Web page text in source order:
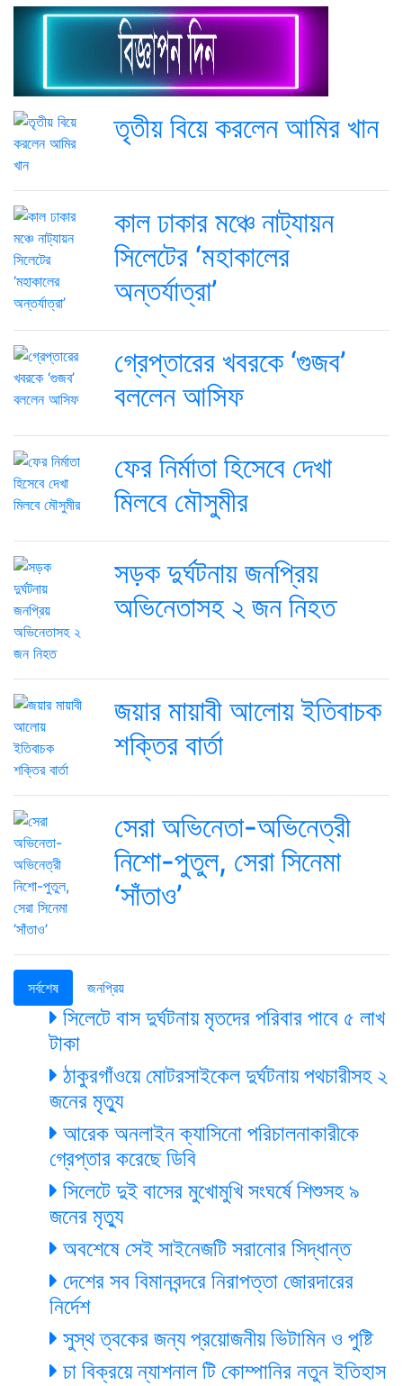
তৃতীয় বিয়ে করলেন আমির খান
কাল ঢাকার মঞ্চে নাট্যায়ন
সিলেটের ‘মহাকালের
অন্তর্যাত্রা’
গ্রেপ্তারের খবরকে ‘গুজব’
বললেন আসিফ
ফের নির্মাতা হিসেবে দেখা
মিলবে মৌসুমীর
সড়ক দুর্ঘটনায় জনপ্রিয়
অভিনেতাসহ ২ জন নিহত
জয়ার মায়াবী আলোয় ইতিবাচক
শক্তির বার্তা
সেরা অভিনেতা-অভিনেত্রী
নিশো-পুতুল, সেরা সিনেমা
‘সাঁতাও’
সর্বশেষ জনপ্রিয়
সিলেটে বাস দুর্ঘটনায় মৃতদের পরিবার পাবে ৫ লাখ
টাকা
ঠাকুরগাঁওয়ে মোটরসাইকেল দুর্ঘটনায় পথচারীসহ ২
জনের মৃত্যু
আরেক অনলাইন ক্যাসিনো পরিচালনাকারীকে
গ্রেপ্তার করেছে ডিবি
সিলেটে দুই বাসের মুখোমুখি সংঘর্ষে শিশুসহ ৯
জনের মৃত্যু
অবশেষে সেই সাইনেজটি সরানোর সিদ্ধান্ত
দেশের সব বিমানবন্দরে নিরাপত্তা জোরদারের
নির্দেশ
সুস্থ ত্বকের জন্য প্রয়োজনীয় ভিটামিন ও পুষ্টি
চা বিক্রয়ে ন্যাশনাল টি কোম্পানির নতুন ইতিহাস